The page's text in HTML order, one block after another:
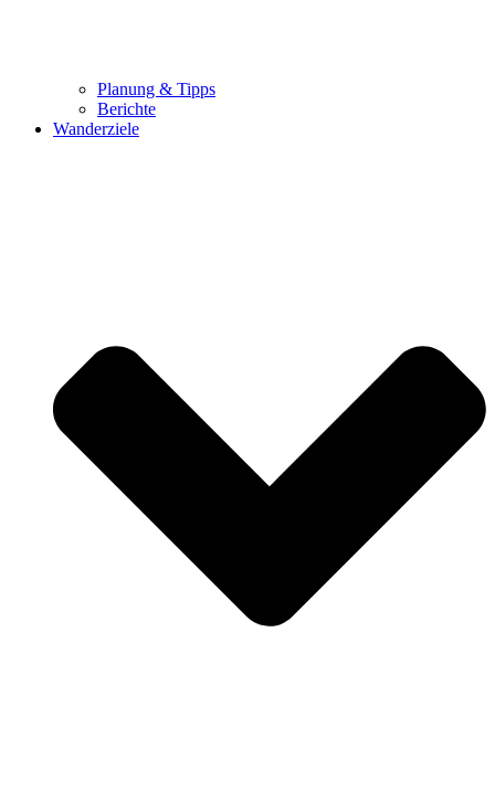
Planung & Tipps
Berichte
Wanderziele